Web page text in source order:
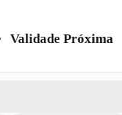
Validade Próxima